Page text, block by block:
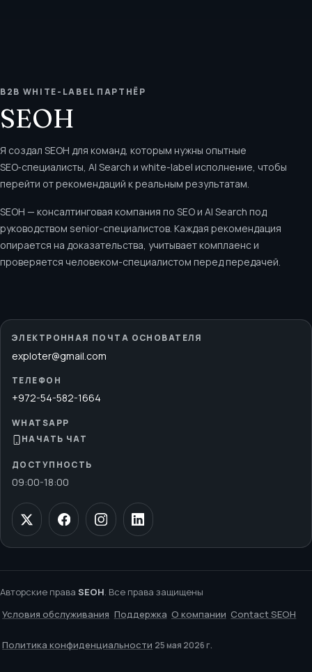
B2B WHITE-LABEL ПАРТНЁР
SEOH
Я создал SEOH для команд, которым нужны опытные
SEO‑специалисты, AI Search и white-label исполнение, чтобы
перейти от рекомендаций к реальным результатам.
SEOH — консалтинговая компания по SEO и AI Search под
руководством senior-специалистов. Каждая рекомендация
опирается на доказательства, учитывает комплаенс и
проверяется человеком-специалистом перед передачей.
ЭЛЕКТРОННАЯ ПОЧТА ОСНОВАТЕЛЯ
exploter@gmail.com
ТЕЛЕФОН
+972-54-582-1664
WHATSAPP
НАЧАТЬ ЧАТ
ДОСТУПНОСТЬ
09:00-18:00
Авторские права SEOH. Все права защищены
Условия обслуживания Поддержка О компании Contact SEOH
Политика конфиденциальности 25 мая 2026 г.